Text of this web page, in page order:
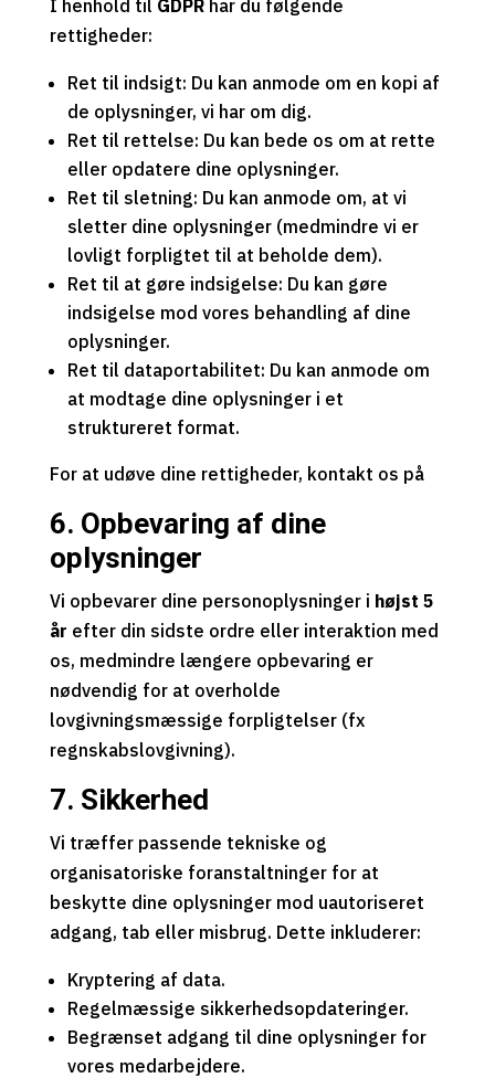
I henhold til GDPRhar du følgende
rettigheder:
Ret til indsigt: Du kan anmode om en kopi af
de oplysninger, vi har om dig.
Ret til rettelse: Du kan bede os om at rette
eller opdatere dine oplysninger.
Ret til sletning: Du kan anmode om, at vi
sletter dine oplysninger (medmindre vi er
lovligt forpligtet til at beholde dem).
Ret til at gøre indsigelse: Du kan gøre
indsigelse mod vores behandling af dine
oplysninger.
Ret til dataportabilitet: Du kan anmode om
at modtage dine oplysninger i et
struktureret format.
For at udøve dine rettigheder, kontakt os på
6. Opbevaring af dine
oplysninger
Vi opbevarer dine personoplysninger i højst 5
år efter din sidste ordre eller interaktion med
os, medmindre længere opbevaring er
nødvendig for at overholde
lovgivningsmæssige forpligtelser (fx
regnskabslovgivning).
7. Sikkerhed
Vi træffer passende tekniske og
organisatoriske foranstaltninger for at
beskytte dine oplysninger mod uautoriseret
adgang, tab eller misbrug. Dette inkluderer:
Kryptering af data.
Regelmæssige sikkerhedsopdateringer.
Begrænset adgang til dine oplysninger for
vores medarbejdere.